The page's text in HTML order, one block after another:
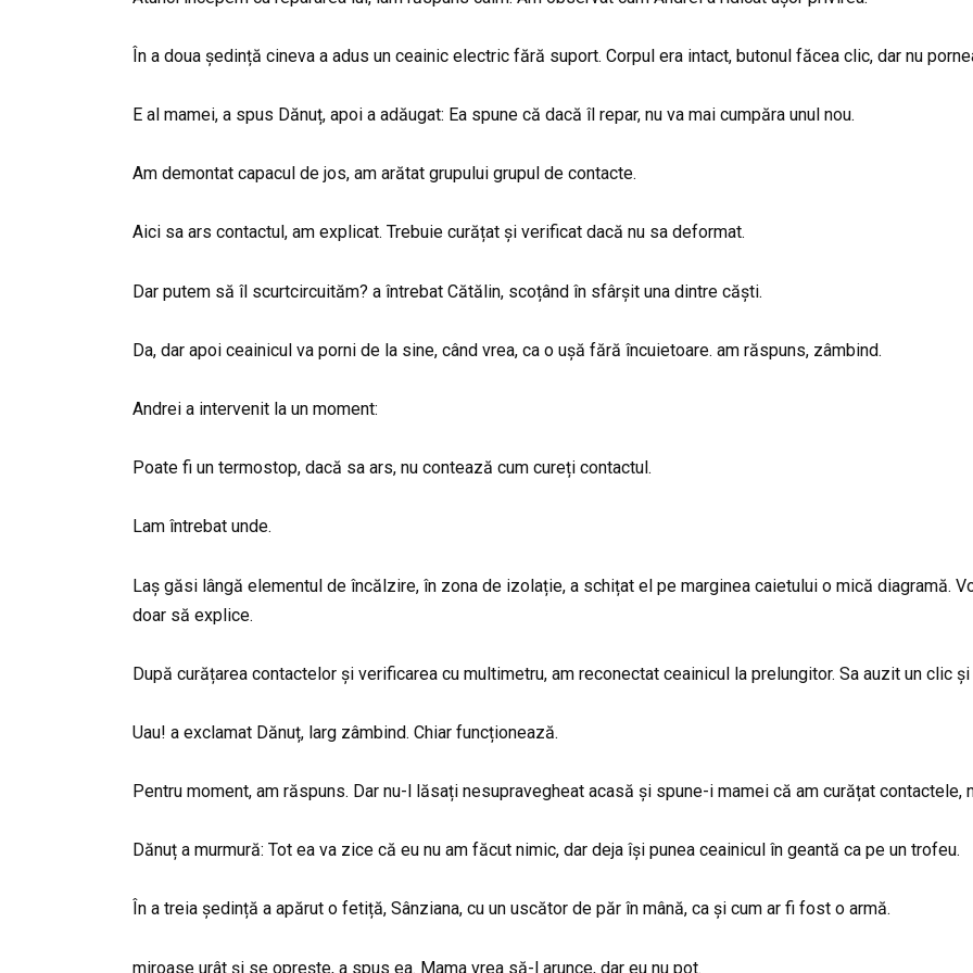
În a doua ședință cineva a adus un ceainic electric fără suport. Corpul era intact, butonul făcea clic, dar nu
E al mamei, a spus Dănuț, apoi a adăugat: Ea spune că dacă îl repar, nu va mai cumpăra unul nou.
Am demontat capacul de jos, am arătat grupului grupul de contacte.
Aici sa ars contactul, am explicat. Trebuie curățat și verificat dacă nu sa deformat.
Dar putem să îl scurtcircuităm? a întrebat Cătălin, scoțând în sfârșit una dintre căști.
Da, dar apoi ceainicul va porni de la sine, când vrea, ca o ușă fără încuietoare. am răspuns, zâmbind.
Andrei a intervenit la un moment:
Poate fi un termostop, dacă sa ars, nu contează cum cureți contactul.
Lam întrebat unde.
Laș găsi lângă elementul de încălzire, în zona de izolație, a schițat el pe marginea caietului o mică diagramă.
doar să explice.
După curățarea contactelor și verificarea cu multimetru, am reconectat ceainicul la prelungitor. Sa auzit un clic
Uau! a exclamat Dănuț, larg zâmbind. Chiar funcționează.
Pentru moment, am răspuns. Dar nu-l lăsați nesupravegheat acasă și spune-i mamei că am curățat contactele,
Dănuț a murmură: Tot ea va zice că eu nu am făcut nimic, dar deja își punea ceainicul în geantă ca pe un trofeu.
În a treia ședință a apărut o fetiță, Sânziana, cu un uscător de păr în mână, ca și cum ar fi fost o armă.
miroase urât și se oprește, a spus ea. Mama vrea să-l arunce, dar eu nu pot.